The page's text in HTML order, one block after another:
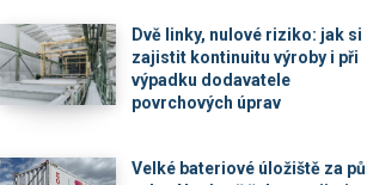
Dvě linky, nulové riziko: jak si
zajistit kontinuitu výroby i při
výpadku dodavatele
povrchových úprav
Velké bateriové úložiště za půl